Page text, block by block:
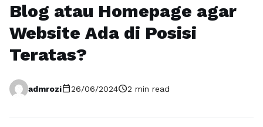
Blog atau Homepage agar
Website Ada di Posisi
Teratas?
admrozicalendar_today26/06/2024schedule2 min read